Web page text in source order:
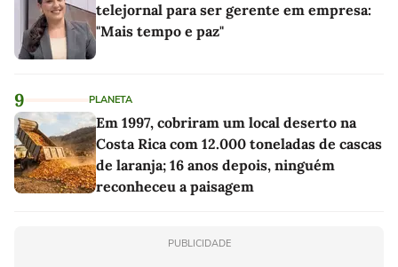
telejornal para ser gerente em empresa:
"Mais tempo e paz"
9 PLANETA
Em 1997, cobriram um local deserto na
Costa Rica com 12.000 toneladas de cascas
de laranja; 16 anos depois, ninguém
reconheceu a paisagem
PUBLICIDADE